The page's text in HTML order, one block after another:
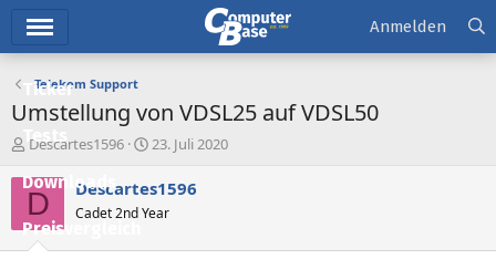
Ticker
Tests
Downloads
Preisvergleich
Anmelden
Telekom Support
Umstellung von VDSL25 auf VDSL50
E
s
e
Descartes1596
E
s
e
23. Juli 2020
D Descartes1596
Cadet 2nd Year